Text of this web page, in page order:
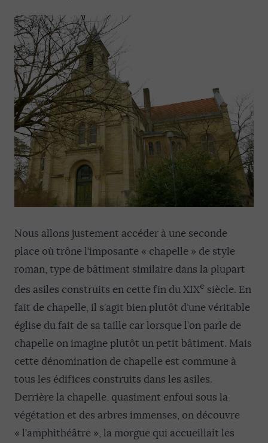
Nous allons justement accéder à une seconde
place où trône l’imposante « chapelle » de style
roman, type de bâtiment similaire dans la plupart
des asiles construits en cette fin du XIXe siècle. En
fait de chapelle, il s’agit bien plutôt d’une véritable
église du fait de sa taille car lorsque l’on parle de
chapelle on imagine plutôt un petit bâtiment. Mais
cette dénomination de chapelle est commune à
tous les édifices construits dans les asiles.
Derrière la chapelle, quasiment enfoui sous la
végétation et des arbres immenses, on découvre
« l’amphithéâtre », la morgue qui accueillait les